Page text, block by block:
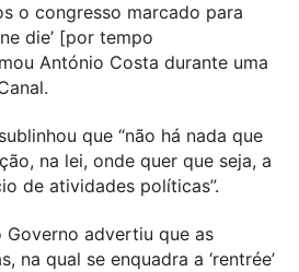
o congresso marcado para
die’ [por tempo
António Costa durante uma
que “não há nada que
na lei, onde quer que seja, a
de atividades políticas”.
advertiu que as
na qual se enquadra a ‘rentrée’